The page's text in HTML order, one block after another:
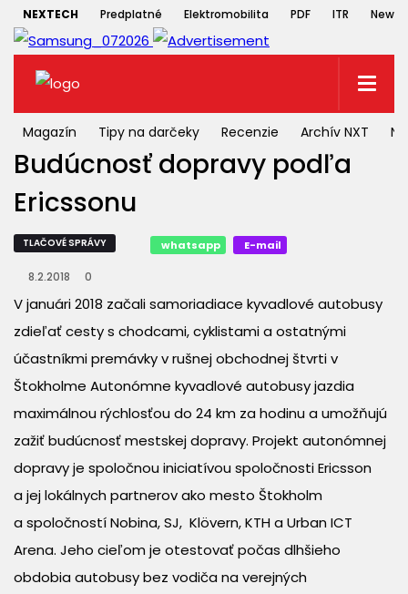
NEXTECH Predplatné Elektromobilita PDF ITR
Magazín Tipy na darčeky Recenzie Archív NXT
Budúcnosť dopravy podľa
Ericssonu
TLAČOVÉ SPRÁVY whatsapp E-mail
8.2.2018 0
V januári 2018 začali samoriadiace kyvadlové autobusy
zdieľať cesty s chodcami, cyklistami a ostatnými
účastníkmi premávky v rušnej obchodnej štvrti v
Štokholme Autonómne kyvadlové autobusy jazdia
maximálnou rýchlosťou do 24 km za hodinu a umožňujú
zažiť budúcnosť mestskej dopravy. Projekt autonómnej
dopravy je spoločnou iniciatívou spoločnosti Ericsson
a jej lokálnych partnerov ako mesto Štokholm
a spoločností Nobina, SJ, Klövern, KTH a Urban ICT
Arena. Jeho cieľom je otestovať počas dlhšieho
obdobia autobusy bez vodiča na verejných